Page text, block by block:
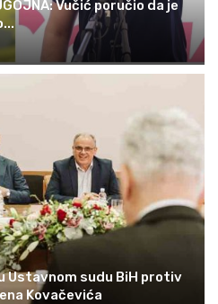
Vučić poručio da je
Ustavnom sudu BiH protiv
Kovačevića